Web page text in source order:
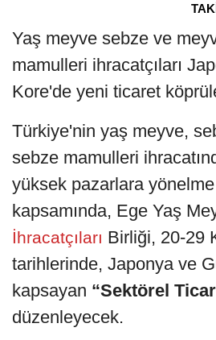
Yaş meyve sebze ve
mamulleri ihracatçıları
Kore'de yeni ticaret
Türkiye'nin yaş meyve,
sebze mamulleri
yüksek pazarlara
kapsamında, Ege Yaş
İhracatçıları Birliği, 20-29
tarihlerinde, Japonya ve
kapsayan “Sektörel
düzenleyecek.